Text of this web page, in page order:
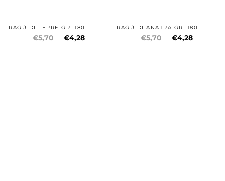
RAGÙ DI LEPRE GR. 180
€5,70 €4,28
RAGÙ DI ANATRA GR. 180
€5,70 €4,28